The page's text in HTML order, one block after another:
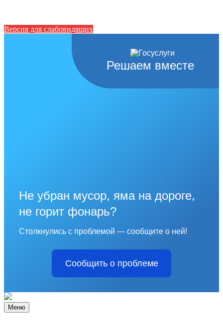
Версия для слабовидящих
Решаем вместе
Не убран мусор, яма на дороге,
не горит фонарь?
Столкнулись с проблемой — сообщите о ней!
Сообщить о проблеме
Меню